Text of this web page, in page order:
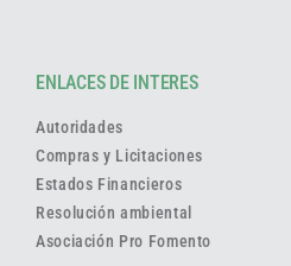
ENLACES DE INTERES
Autoridades
Compras y Licitaciones
Estados Financieros
Resolución ambiental
Asociación Pro Fomento